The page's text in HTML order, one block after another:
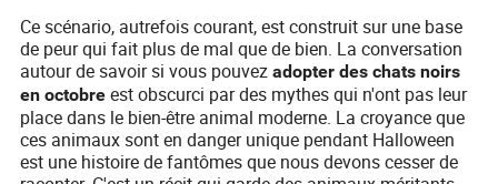
Ce scénario, autrefois courant, est construit sur une base
de peur qui fait plus de mal que de bien. La conversation
autour de savoir si vous pouvezadopter des chats noirs
en octobre est obscurci par des mythes qui n'ont pas leur
place dans le bien-être animal moderne. La croyance que
ces animaux sont en danger unique pendant Halloween
est une histoire de fantômes que nous devons cesser de